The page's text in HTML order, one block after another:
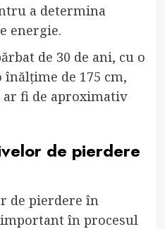
a determina
energie.
de 30 de ani, cu o
înălțime de 175 cm,
fi de aproximativ
de pierdere
de pierdere în
în procesul